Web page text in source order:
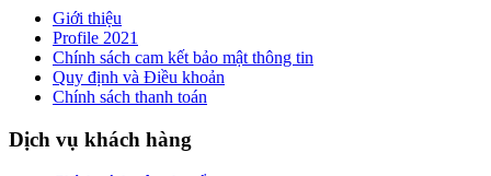
Giới thiệu
Profile 2021
Chính sách cam kết bảo mật thông tin
Quy định và Điều khoản
Chính sách thanh toán
Dịch vụ khách hàng